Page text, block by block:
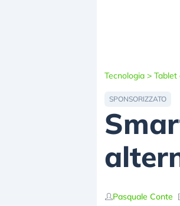
Tecnologia > Tablet
SPONSORIZZATO
Pasquale Conte